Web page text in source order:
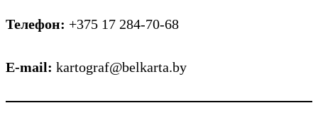
Телефон: +375 17 284-70-68
E-mail: kartograf@belkarta.by